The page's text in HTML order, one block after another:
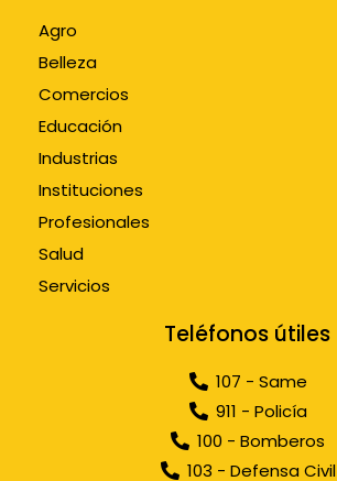
Agro
Belleza
Comercios
Educación
Industrias
Instituciones
Profesionales
Salud
Servicios
Teléfonos útiles
107 - Same
911 - Policía
100 - Bomberos
103 - Defensa Civil